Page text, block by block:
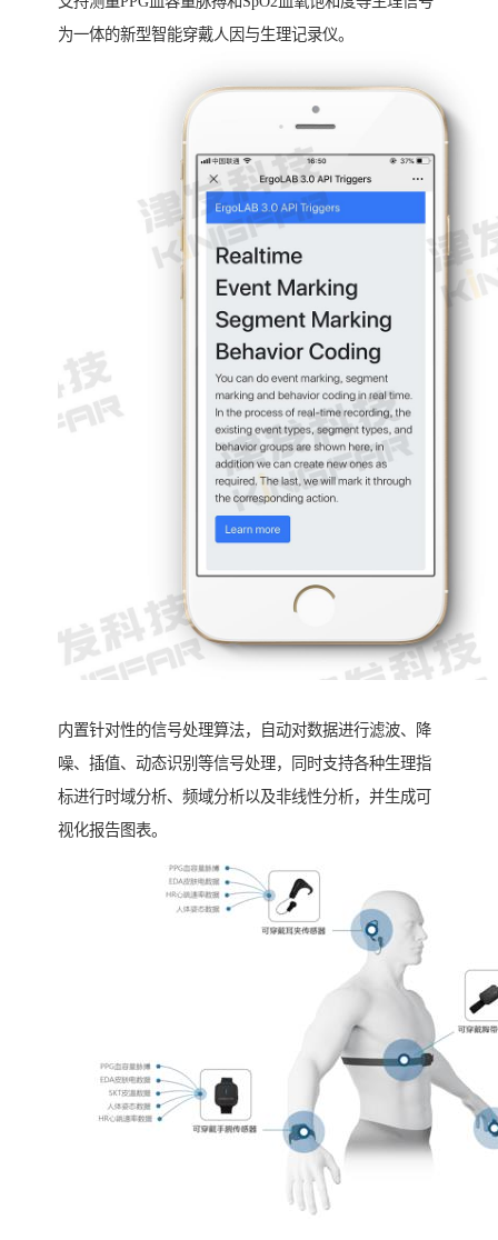
为一体的新型智能穿戴人因与生理记录仪。
内置针对性的信号处理算法，自动对数据进行滤波、降
噪、插值、动态识别等信号处理，同时支持各种生理指
标进行时域分析、频域分析以及非线性分析，并生成可
视化报告图表。